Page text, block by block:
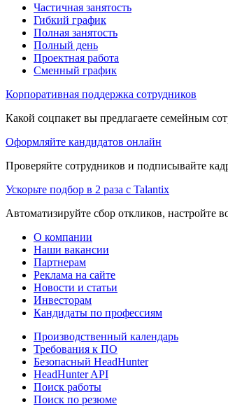
Частичная занятость
Гибкий график
Полная занятость
Полный день
Проектная работа
Сменный график
Корпоративная поддержка сотрудников
Какой соцпакет вы предлагаете семейным
Оформляйте кандидатов онлайн
Проверяйте сотрудников и подписывайте
Ускорьте подбор в 2 раза с Talantix
Автоматизируйте сбор откликов, настройте
О компании
Наши вакансии
Партнерам
Реклама на сайте
Новости и статьи
Инвесторам
Кандидаты по профессиям
Производственный календарь
Требования к ПО
Безопасный HeadHunter
HeadHunter API
Поиск работы
Поиск по резюме